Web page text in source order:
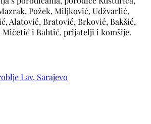
Požek, Miljković, Udžvarlić,
Alatović, Bratović, Brković, Bakšić,
Mičetić i Bahtić, prijatelji i komšije.
Lav, Sarajevo